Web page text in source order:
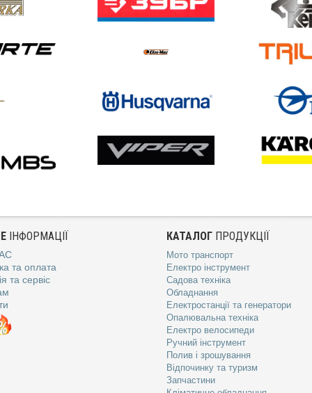
ІНФОРМАЦІЇ
та оплата
та сервіс
КАТАЛОГ ПРОДУКЦІЇ
Мото транспорт
Електро інструмент
Садова техніка
Обладнання
Електростанції та генератори
Опалювальна техніка
Електро велосипеди
Ручний інструмент
Полив і зрошування
Відпочинку та туризм
Запчастини